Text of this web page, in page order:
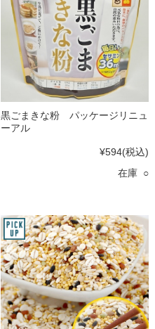
黒ごまきな粉 パッケージリニュ
ーアル
¥594(税込)
在庫 ○